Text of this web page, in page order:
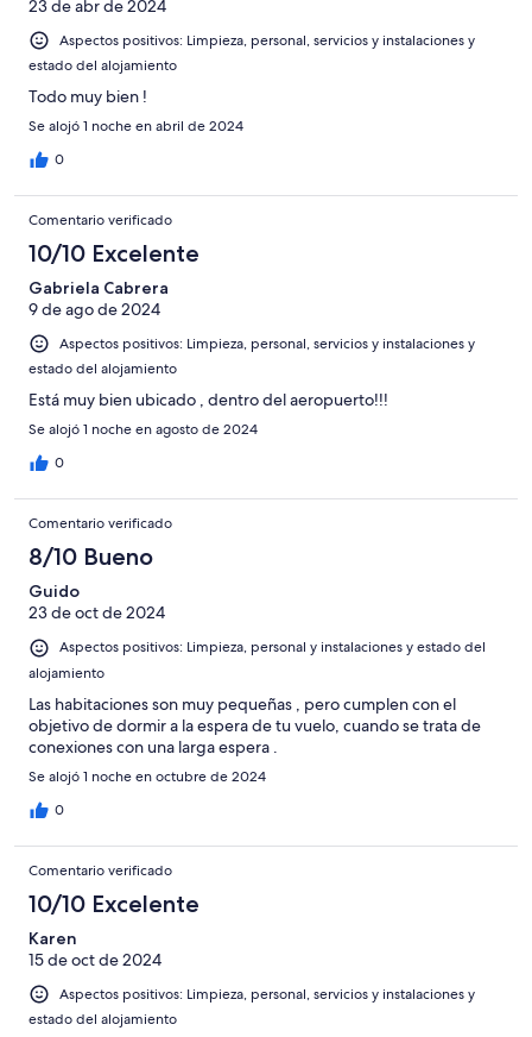
23 de abr de 2024
Aspectos positivos: Limpieza, personal, servicios y instalaciones y
estado del alojamiento
Todo muy bien !
Se alojó 1 noche en abril de 2024
0
Comentario verificado
10/10 Excelente
Gabriela Cabrera
9 de ago de 2024
Aspectos positivos: Limpieza, personal, servicios y instalaciones y
estado del alojamiento
Está muy bien ubicado , dentro del aeropuerto!!!
Se alojó 1 noche en agosto de 2024
0
Comentario verificado
8/10 Bueno
Guido
23 de oct de 2024
Aspectos positivos: Limpieza, personal y instalaciones y estado del
alojamiento
Las habitaciones son muy pequeñas , pero cumplen con el
objetivo de dormir a la espera de tu vuelo, cuando se trata de
conexiones con una larga espera .
Se alojó 1 noche en octubre de 2024
0
Comentario verificado
10/10 Excelente
Karen
15 de oct de 2024
Aspectos positivos: Limpieza, personal, servicios y instalaciones y
estado del alojamiento